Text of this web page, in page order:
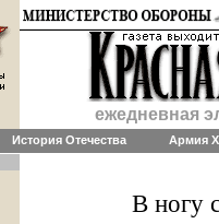
ежедневная
История Отечества Армия
В ногу